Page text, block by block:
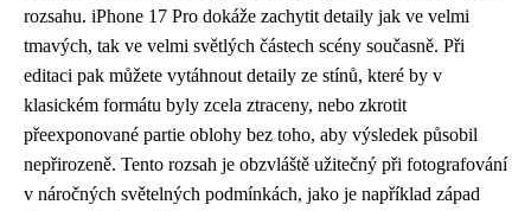
rozsahu. iPhone 17 Pro dokáže zachytit detaily jak ve velmi
tmavých, tak ve velmi světlých částech scény současně. Při
editaci pak můžete vytáhnout detaily ze stínů, které by v
klasickém formátu byly zcela ztraceny, nebo zkrotit
přeexponované partie oblohy bez toho, aby výsledek působil
nepřirozeně. Tento rozsah je obzvláště užitečný při fotografování
v náročných světelných podmínkách, jako je například západ